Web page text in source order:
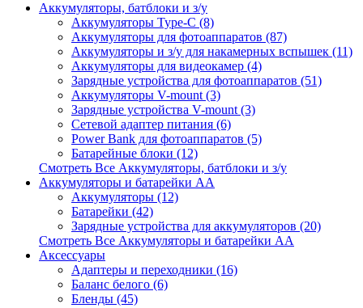
Аккумуляторы, батблоки и з/у
Аккумуляторы Type-C (8)
Аккумуляторы для фотоаппаратов (87)
Аккумуляторы и з/у для накамерных вспышек (11)
Аккумуляторы для видеокамер (4)
Зарядные устройства для фотоаппаратов (51)
Аккумуляторы V-mount (3)
Зарядные устройства V-mount (3)
Сетевой адаптер питания (6)
Power Bank для фотоаппаратов (5)
Батарейные блоки (12)
Смотреть Все Аккумуляторы, батблоки и з/у
Аккумуляторы и батарейки AA
Аккумуляторы (12)
Батарейки (42)
Зарядные устройства для аккумуляторов (20)
Смотреть Все Аккумуляторы и батарейки AA
Аксессуары
Адаптеры и переходники (16)
Баланс белого (6)
Бленды (45)